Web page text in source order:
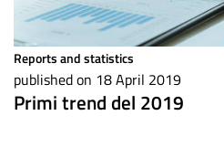
Reports and statistics
published on 18 April 2019
Primi trend del 2019